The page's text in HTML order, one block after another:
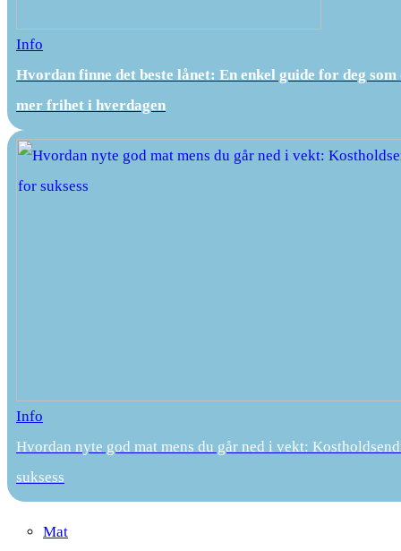
Info
Hvordan finne det beste lånet: En enkel guide for deg som
mer frihet i hverdagen
Info
Hvordan nyte god mat mens du går ned i vekt:
suksess
Mat